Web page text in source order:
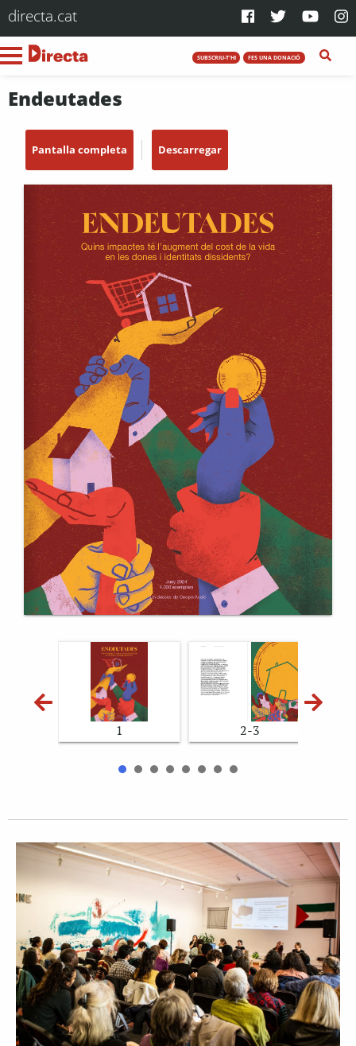
directa.cat
SUBSCRIU-T'HI FES UNA DONACIÓ
Endeutades
Pantalla completa Descarregar
1 2-3